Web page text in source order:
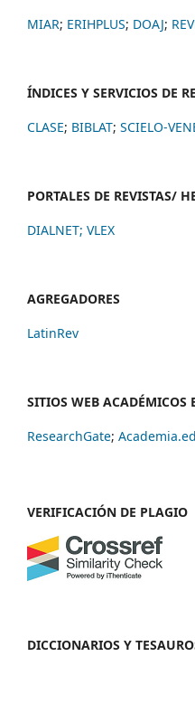
MIAR; ERIHPLUS; DOAJ;
ÍNDICES Y SERVICIOS DE
CLASE; BIBLAT; SCIELO-
PORTALES DE REVISTAS/
DIALNET; VLEX
AGREGADORES
LatinRev
SITIOS WEB ACADÉMICOS
ResearchGate;
VERIFICACIÓN DE PLAGIO
DICCIONARIOS Y